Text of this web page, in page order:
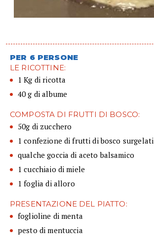
PER 6 PERSONE
LE RICOTTINE:
1 Kg di ricotta
40 g di albume
COMPOSTA DI FRUTTI DI BOSCO:
50g di zucchero
1 confezione di frutti di bosco surgelati
qualche goccia di aceto balsamico
1 cucchiaio di miele
1 foglia di alloro
PRESENTAZIONE DEL PIATTO:
foglioline di menta
pesto di mentuccia